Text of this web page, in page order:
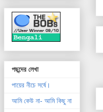
পছন্দের লেখা
পায়ের নীচে সর্ষে।
আমি কেউ না- আমি কিছু না